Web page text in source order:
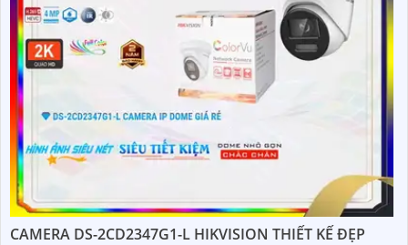
CAMERA DS-2CD2347G1-L HIKVISION THIẾT KẾ ĐẸP